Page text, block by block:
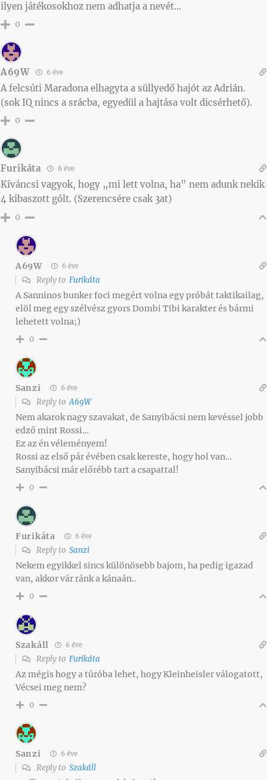
ilyen játékosokhoz nem adhatja a nevét…
0
A69W 6 éve
A felcsúti Maradona elhagyta a süllyedő hajót az Adrián.
(sok IQ nincs a srácba, egyedül a hajtása volt dicsérhető).
0
Furikáta 6 éve
Kíváncsi vagyok, hogy „mi lett volna, ha” nem adunk nekik
4 kibaszott gólt. (Szerencsére csak 3at)
0
A69W 6 éve
Reply to Furikáta
A Sanninos bunker foci megért volna egy próbát taktikailag,
elöl meg egy szélvész gyors Dombi Tibi karakter és bármi
lehetett volna;)
0
Sanzi 6 éve
Reply toA69W
Nem akarok nagy szavakat, de Sanyibácsi nem kevéssel jobb
edző mint Rossi…
Ez az én véleményem!
Rossi az első pár évében csak kereste, hogy hol van…
Sanyibácsi már előrébb tart a csapattal!
0
Furikáta 6 éve
Reply to Sanzi
Nekem egyikkel sincs különösebb bajom, ha pedig igazad
van, akkor vár ránk a kánaán..
0
Szakáll 6 éve
Reply to Furikáta
Az mégis hogy a túróba lehet, hogy Kleinheisler válogatott,
Vécsei meg nem?
0
Sanzi 6 éve
Reply to Szakáll